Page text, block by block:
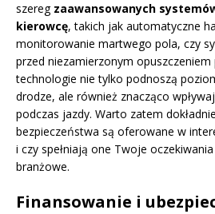
szereg zaawansowanych
kierowcę, takich jak automatyczne
monitorowanie martwego pola, czy
przed niezamierzonym opuszczeniem
technologie nie tylko podnoszą
drodze, ale również znacząco
podczas jazdy. Warto zatem
bezpieczeństwa są oferowane w
i czy spełniają one Twoje
branżowe.
Finansowanie i